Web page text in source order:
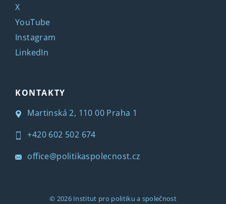
X
YouTube
Instagram
LinkedIn
KONTAKTY
Martinská 2, 110 00 Praha 1
+420 602 502 674
office@politikaspolecnost.cz
© 2026 Institut pro politiku a společnost